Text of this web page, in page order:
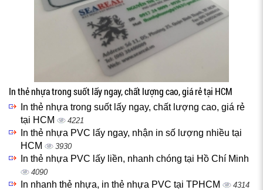
In thẻ nhựa trong suốt lấy ngay, chất lượng cao, giá rẻ tại HCM
In thẻ nhựa trong suốt lấy ngay, chất lượng cao, giá rẻ
tại HCM
4221
In thẻ nhựa PVC lấy ngay, nhận in số lượng nhiều tại
HCM
3930
In thẻ nhựa PVC lấy liền, nhanh chóng tại Hồ Chí Minh
4090
In nhanh thẻ nhựa, in thẻ nhựa PVC tại TPHCM 4314